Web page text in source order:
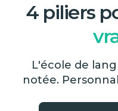
4 piliers
L'école de
notée.